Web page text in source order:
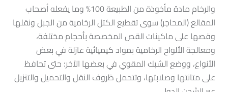
والرخام مادة مأخوذة من الطبيعة 100% وما يفعله أصحاب
المقالع (المحاجر) سوى تقطيع الكتل الرخامية من الجبل ونقلها
وقصها على ماكينات القص المخصصة بأحجام مختلفة،
ومعالجة الألواح الرخامية بمواد كيميائية عازلة في بعض
الأنواع، ووضع الشبك المقوي في بعضها الآخر؛ حتى تحافظ
على متانتها وصلابتها، وتتحمل ظروف النقل والتحميل والتنزيل